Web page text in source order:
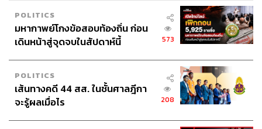
POLITICS
มหากาพย์โกงข้อสอบท้องถิ่น ก่อน
เดินหน้าสู่จุดจบในสัปดาห์นี้
573
POLITICS
เส้นทางคดี 44 สส. ในชั้นศาลฎีกา
จะรู้ผลเมื่อไร
208